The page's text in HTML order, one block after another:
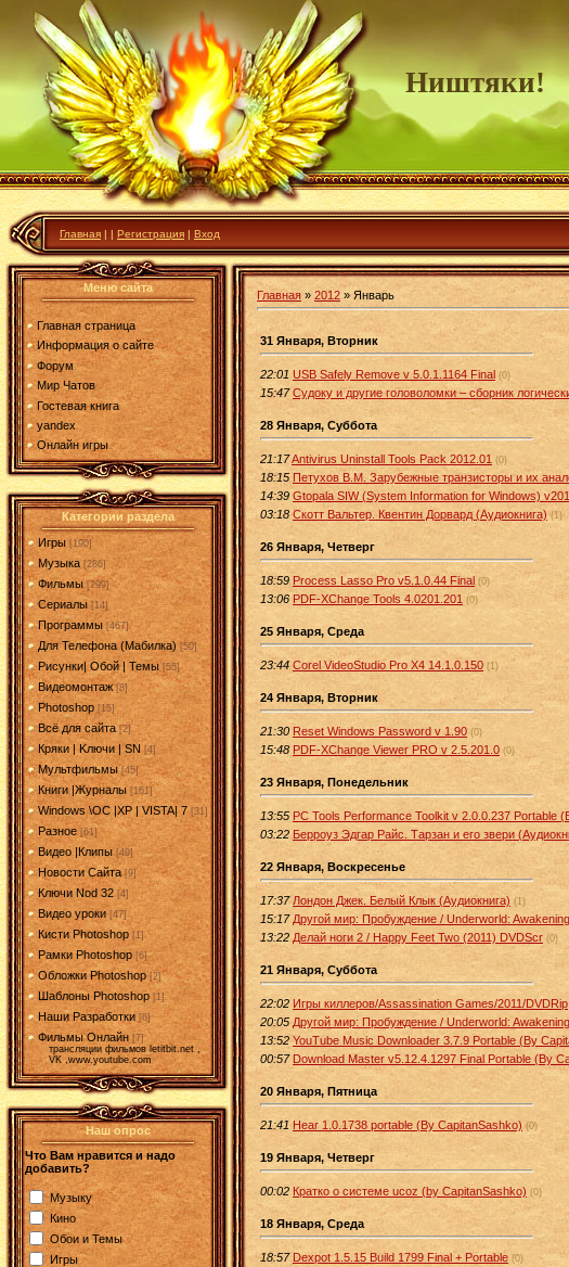
Ништяки!
Главная | | Регистрация | Вход
Меню сайта
Главная страница
Информация о сайте
Форум
Мир Чатов
Гостевая книга
yandex
Онлайн игры
Категории раздела
Игры [190]
Музыка [286]
Фильмы [299]
Сериалы [14]
Программы [467]
Для Телефона (Мабилка) [50]
Рисунки| Обой | Темы [55]
Видеомонтаж [8]
Photoshop [15]
Всё для сайта [2]
Кряки | Kлючи | SN [4]
Мультфильмы [45]
Книги |Журналы [161]
Windows \OC |XP | VISTA| 7 [31]
Разное [61]
Видео |Клипы [49]
Новости Сайта [9]
Ключи Nod 32 [4]
Видео уроки [47]
Кисти Photoshop [1]
Рамки Photoshop [6]
Обложки Photoshop [2]
Шаблоны Photoshop [1]
Наши Разработки [6]
Фильмы Онлайн [7]
трансляции фильмов letitbit.net ,
VK ,www.youtube.com
Наш опрос
Что Вам нравится и надо
добавить?
Музыку
Кино
Обои и Темы
Игры
Главная » 2012 » Январь
31 Января, Вторник
22:01 USB Safely Remove v 5.0.1.1164 Final (0)
15:47 Судоку и другие головоломки – сборник
28 Января, Суббота
21:17Antivirus Uninstall Tools Pack 2012.01 (0)
18:15 Петухов В.М. Зарубежные транзисторы и их
14:39 Gtopala SIW (System Information for Windows)
03:18 Скотт Вальтер. Квентин Дорвард (Аудиокнига) (1)
26 Января, Четверг
18:59 Process Lasso Pro v5.1.0.44 Final (0)
13:06 PDF-XChange Tools 4.0201.201 (0)
25 Января, Среда
23:44 Corel VideoStudio Pro X4 14.1.0.150 (1)
24 Января, Вторник
21:30 Reset Windows Password v 1.90 (0)
15:48 PDF-XChange Viewer PRO v 2.5.201.0 (0)
23 Января, Понедельник
13:55 PC Tools Performance Toolkit v 2.0.0.237 Portable
03:22 Берроуз Эдгар Райс. Тарзан и его звери
22 Января, Воскресенье
17:37 Лондон Джек. Белый Клык (Аудиокнига) (1)
15:17 Другой мир: Пробуждение / Underworld:
13:22 Делай ноги 2 / Happy Feet Two (2011) DVDScr (0)
21 Января, Суббота
22:02 Игры киллеров/Assassination Games/2011/DVDRip
20:05 Другой мир: Пробуждение / Underworld:
13:52 YouTube Music Downloader 3.7.9 Portable (By
00:57 Download Master v5.12.4.1297 Final Portable (By
20 Января, Пятница
21:41 Hear 1.0.1738 portable (By CapitanSashko) (0)
19 Января, Четверг
00:02 Кратко о системе ucoz (by CapitanSashko) (0)
18 Января, Среда
18:57 Dexpot 1.5.15 Build 1799 Final + Portable (0)